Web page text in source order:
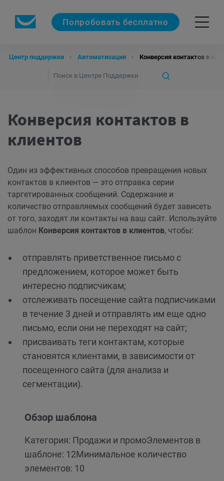
Попробовать бесплатно
Центр поддержки Автоматизация Конверсия контактов в
Конверсия контактов в
клиентов
Один из эффективных способов превращения новых
контактов в клиентов — это отправка серии
таргетированных сообщений. Содержание и
количество отправляемых сообщений будет зависеть
от того, заходят ли контакты на ваш сайт. Используйте
шаблон Конверсия контактов в клиентов, чтобы:
отправлять приветственное письмо с
предложением, которое может быть
интересно подписчикам;
отслеживать посещение сайта подписчиками
в течение 3 дней и отправлять им еще одно
письмо, если они не переходят на сайт;
присваивать теги контактам, которые
становятся клиентами, в зависимости от
посещенного сайта (для анализа и
сегментации).
Обзор шаблона
Категория: Продажи и промоЭлементов в
шаблоне: 12Минимальное количество
элементов: 10